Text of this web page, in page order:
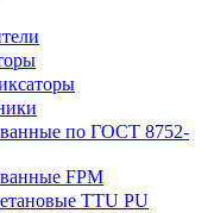
по ГОСТ 8752-
FPM
TTU PU